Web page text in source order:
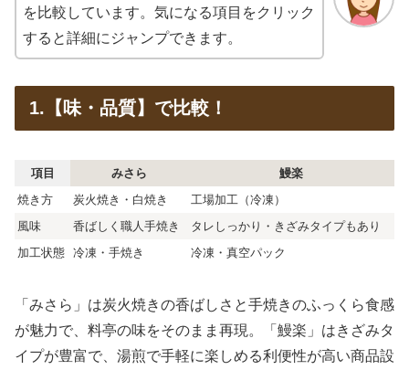
を比較しています。気になる項目をクリック
すると詳細にジャンプできます。
1.【味・品質】で比較！
項目 みさら
鰻楽
焼き方
炭火焼き・白焼き
工場加工（冷凍）
風味
香ばしく職人手焼き
タレしっかり・きざみタイプもあり
加工状態 冷凍・手焼き 冷凍・真空パック
「みさら」は炭火焼きの香ばしさと手焼きのふっくら食感
が魅力で、料亭の味をそのまま再現。「鰻楽」はきざみタ
イプが豊富で、湯煎で手軽に楽しめる利便性が高い商品設